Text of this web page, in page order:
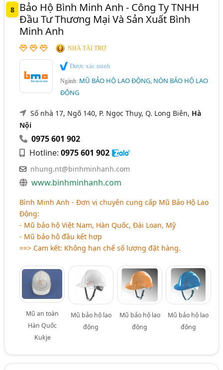
8
Bảo Hộ Bình Minh Anh - Công Ty TNHH
Đầu Tư Thương Mại Và Sản Xuất Bình
Minh Anh
NHÀ TÀI TRỢ
Được xác minh
Ngành: MŨ BẢO HỘ LAO ĐỘNG, NÓN BẢO HỘ LAO
ĐỘNG
Số nhà 17, Ngõ 140, P. Ngọc Thụy, Q. Long Biên, Hà
Nội
0975 601 902
Hotline:0975 601 902
nhung.nt@binhminhanh.com
www.binhminhanh.com
Bình Minh Anh - Đơn vị chuyên cung cấp Mũ Bảo Hộ Lao
Động:
- Mũ bảo hộ Việt Nam, Hàn Quốc, Đài Loan, Mỹ
- Mũ bảo hộ đầu kết hợp
==> Cam kết: Không hạn chế số lượng đặt hàng.
Mũ an toàn
Hàn Quốc
Kukje
Mũ bảo hộ lao
động
Mũ bảo hộ lao
động
Mũ bảo hộ lao
động